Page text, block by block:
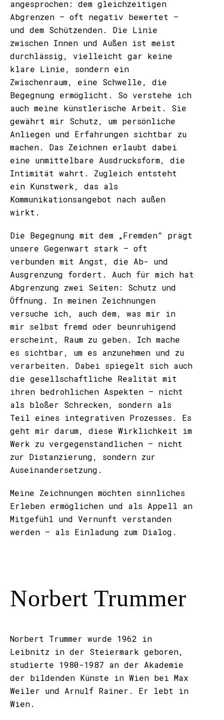
angesprochen: dem gleichzeitigen
Abgrenzen – oft negativ bewertet –
und dem Schützenden. Die Linie
zwischen Innen und Außen ist meist
durchlässig, vielleicht gar keine
klare Linie, sondern ein
Zwischenraum, eine Schwelle, die
Begegnung ermöglicht. So verstehe ich
auch meine künstlerische Arbeit. Sie
gewährt mir Schutz, um persönliche
Anliegen und Erfahrungen sichtbar zu
machen. Das Zeichnen erlaubt dabei
eine unmittelbare Ausdrucksform, die
Intimität wahrt. Zugleich entsteht
ein Kunstwerk, das als
Kommunikationsangebot nach außen
wirkt.
Die Begegnung mit dem „Fremden“ prägt
unsere Gegenwart stark – oft
verbunden mit Angst, die Ab- und
Ausgrenzung fordert. Auch für mich hat
Abgrenzung zwei Seiten: Schutz und
Öffnung. In meinen Zeichnungen
versuche ich, auch dem, was mir in
mir selbst fremd oder beunruhigend
erscheint, Raum zu geben. Ich mache
es sichtbar, um es anzunehmen und zu
verarbeiten. Dabei spiegelt sich auch
die gesellschaftliche Realität mit
ihren bedrohlichen Aspekten – nicht
als bloßer Schrecken, sondern als
Teil eines integrativen Prozesses. Es
geht mir darum, diese Wirklichkeit im
Werk zu vergegenständlichen – nicht
zur Distanzierung, sondern zur
Auseinandersetzung.
Meine Zeichnungen möchten sinnliches
Erleben ermöglichen und als Appell an
Mitgefühl und Vernunft verstanden
werden – als Einladung zum Dialog.
Norbert Trummer
Norbert Trummer wurde 1962 in
Leibnitz in der Steiermark geboren,
studierte 1980-1987 an der Akademie
der bildenden Künste in Wien bei Max
Weiler und Arnulf Rainer. Er lebt in
Wien.